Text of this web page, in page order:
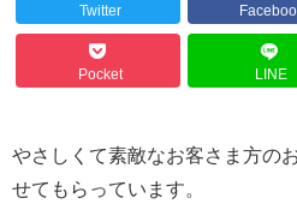
Twitter
Pocket LINE
やさしくて素敵なお客さま方の
せてもらっています。